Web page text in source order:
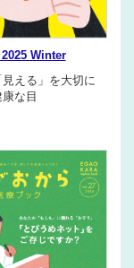
Winter
見える」を大切に
な目